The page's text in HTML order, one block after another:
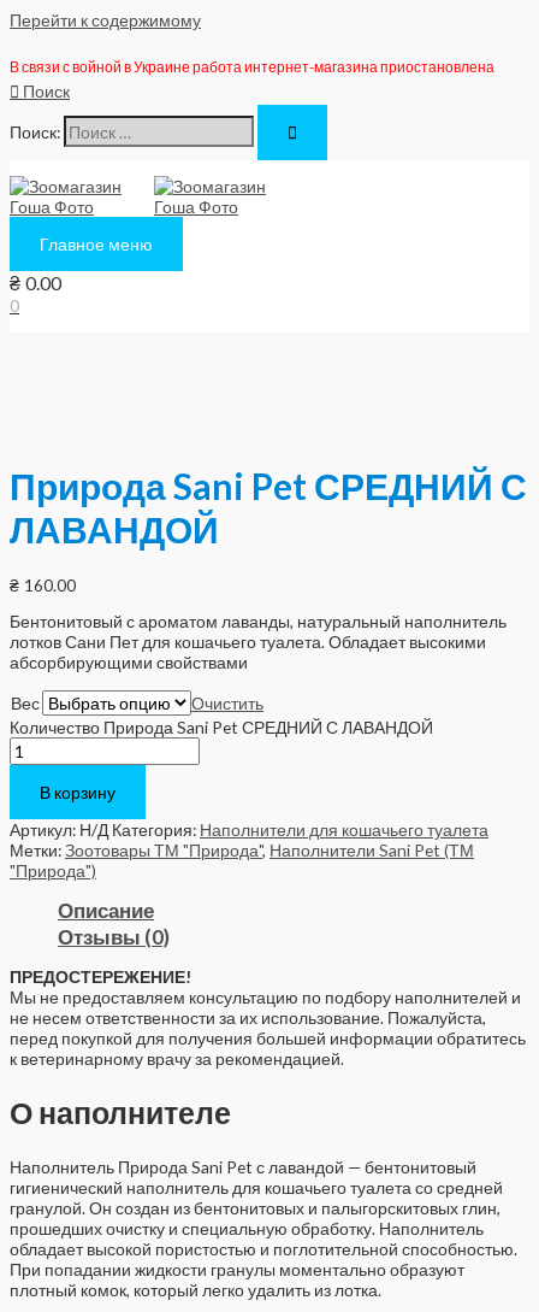
Перейти к содержимому
В связи с войной в Украине работа интернет-магазина приостановлена
Поиск
Поиск:
Главное меню
₴ 0.00
0
Природа Sani Pet СРЕДНИЙ С
ЛАВАНДОЙ
₴ 160.00
Бентонитовый с ароматом лаванды, натуральный наполнитель
лотков Сани Пет для кошачьего туалета. Обладает высокими
абсорбирующими свойствами
Вес
Очистить
Количество Природа Sani Pet СРЕДНИЙ С ЛАВАНДОЙ
В корзину
Артикул: Н/Д Категория: Наполнители для кошачьего туалета
Метки:Зоотовары ТМ "Природа", Наполнители Sani Pet (ТМ
"Природа")
Описание
Отзывы (0)
ПРЕДОСТЕРЕЖЕНИЕ!
Мы не предоставляем консультацию по подбору наполнителей и
не несем ответственности за их использование. Пожалуйста,
перед покупкой для получения большей информации обратитесь
к ветеринарному врачу за рекомендацией.
О наполнителе
Наполнитель Природа Sani Pet с лавандой — бентонитовый
гигиенический наполнитель для кошачьего туалета со средней
гранулой. Он создан из бентонитовых и палыгорскитовых глин,
прошедших очистку и специальную обработку. Наполнитель
обладает высокой пористостью и поглотительной способностью.
При попадании жидкости гранулы моментально образуют
плотный комок, который легко удалить из лотка.